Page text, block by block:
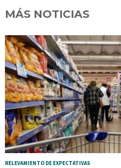
MÁS NOTICIAS
RELEVAMIENTO DE EXPECTATIVAS